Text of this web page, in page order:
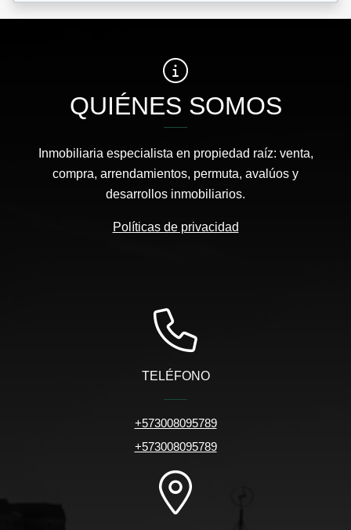
QUIÉNES SOMOS
Inmobiliaria especialista en propiedad raíz: venta,
compra, arrendamientos, permuta, avalúos y
desarrollos inmobiliarios.
Políticas de privacidad
TELÉFONO
+573008095789
+573008095789